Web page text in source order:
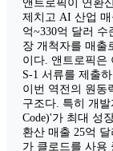
앤트로픽이 연환
제치고 AI 산업
억~330억 달러 수
장 개척자를 매출
이다. 앤트로픽은
S-1 서류를 제출
이번 역전의 원동
구조다. 특히 개
Code)'가 최대 성
환산 매출 25억
가 클로드를 사용